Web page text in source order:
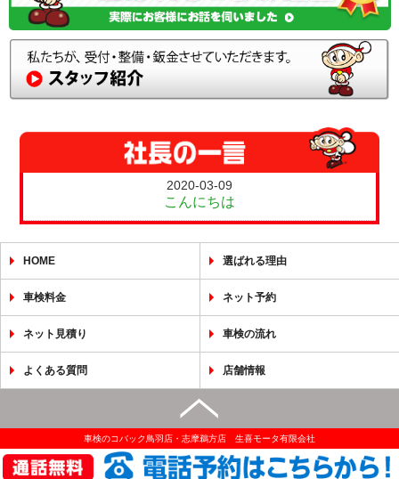
2020-03-09
こんにちは
HOME 選ばれる理由
車検料金 ネット予約
ネット見積り 車検の流れ
よくある質問 店舗情報
車検のコバック鳥羽店・志摩鵜方店 生喜モータ有限会社